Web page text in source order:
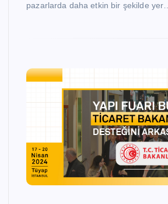
pazarlarda daha etkin bir şekilde yer…